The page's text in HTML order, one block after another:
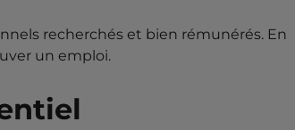
recherchés et bien rémunérés. En
un emploi.